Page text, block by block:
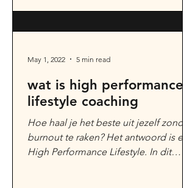
wat is high performance
lifestyle coaching
Hoe haal je het beste uit jezelf zonder
burnout te raken? Het antwoord is een
High Performance Lifestyle. In dit
May 1, 2022 5 min read